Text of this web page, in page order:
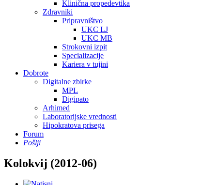
Klinična propedevtika
Zdravniki
Pripravništvo
UKC LJ
UKC MB
Strokovni izpit
Specializacije
Kariera v tujini
Dobrote
Digitalne zbirke
MPL
Digipato
Arhimed
Laboratorijske vrednosti
Hipokratova prisega
Forum
Pošlji
Kolokvij (2012-06)